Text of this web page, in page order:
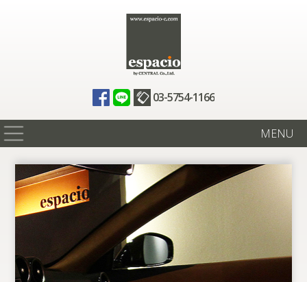
03-5754-1166
MENU
在庫情報
買取査定
ニュース